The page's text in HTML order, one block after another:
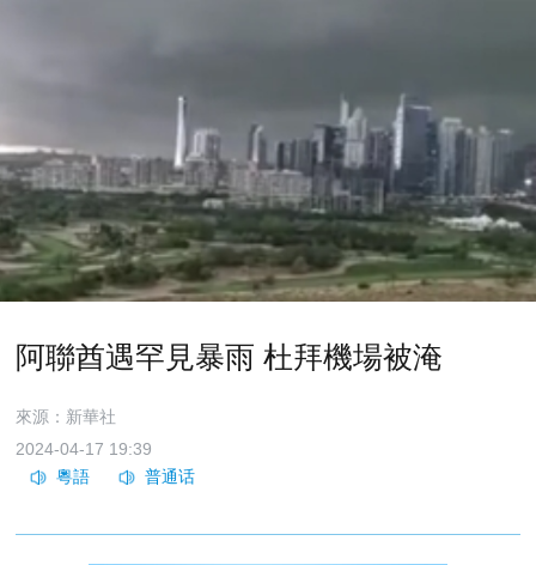
阿聯酋遇罕見暴雨 杜拜機場被淹
來源：新華社
2024-04-17 19:39